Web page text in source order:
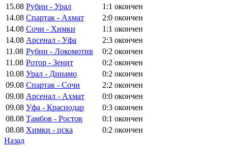
15.08 Рубин - Урал 1:1 окончен
14.08 Спартак - Ахмат 2:0 окончен
14.08 Сочи - Химки 1:1 окончен
14.08 Арсенал - Уфа 2:3 окончен
11.08 Рубин - Локомотив 0:2 окончен
11.08 Ротор - Зенит 0:2 окончен
10.08 Урал - Динамо 0:2 окончен
09.08 Спартак - Сочи 2:2 окончен
09.08 Арсенал - Ахмат 0:0 окончен
09.08 Уфа - Краснодар 0:3 окончен
08.08 Тамбов - Ростов 0:1 окончен
08.08 Химки - цска 0:2 окончен
Назад